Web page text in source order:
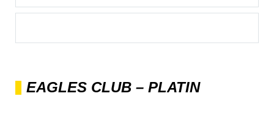
EAGLES CLUB – PLATIN